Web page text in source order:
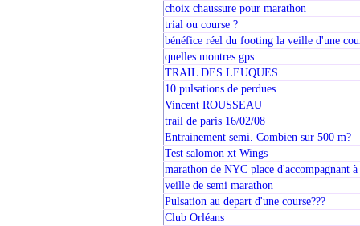
choix chaussure pour marathon
trial ou course ?
bénéfice réel du footing la veille d'une
quelles montres gps
TRAIL DES LEUQUES
10 pulsations de perdues
Vincent ROUSSEAU
trail de paris 16/02/08
Entrainement semi. Combien sur 500 m?
Test salomon xt Wings
marathon de NYC place d'accompagnant
veille de semi marathon
Pulsation au depart d'une course???
Club Orléans